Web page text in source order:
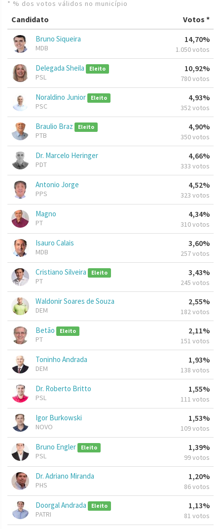
* % dos votos válidos no município
Candidato Votos *
Bruno Siqueira
MDB
14,70%
1.050 votos
Delegada Sheila Eleito
PSL
10,92%
780 votos
Noraldino Junior Eleito
PSC
4,93%
352 votos
Braulio Braz Eleito
PTB
4,90%
350 votos
Dr. Marcelo Heringer
PDT
4,66%
333 votos
Antonio Jorge
PPS
4,52%
323 votos
Magno
PT
4,34%
310 votos
Isauro Calais
MDB
3,60%
257 votos
Cristiano Silveira Eleito
PT
3,43%
245 votos
Waldonir Soares de Souza
DEM
2,55%
182 votos
Betão Eleito
PT
2,11%
151 votos
Toninho Andrada
DEM
1,93%
138 votos
Dr. Roberto Britto
PSL
1,55%
111 votos
Igor Burkowski
NOVO
1,53%
109 votos
Bruno Engler Eleito
PSL
1,39%
99 votos
Dr. Adriano Miranda
PHS
1,20%
86 votos
Doorgal Andrada Eleito
PATRI
1,13%
81 votos